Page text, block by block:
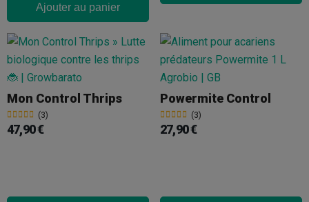
Ajouter au panier
Mon Control Thrips
(3)
47,90 €
Powermite Control
(3)
27,90 €